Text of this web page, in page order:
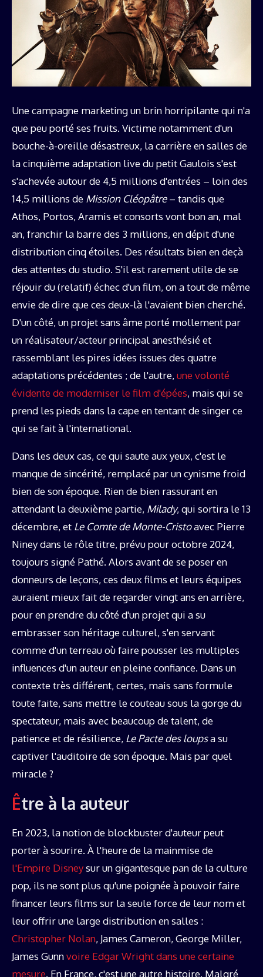
Une campagne marketing un brin horripilante qui n'a
que peu porté ses fruits. Victime notamment d'un
bouche-à-oreille désastreux, la carrière en salles de
la cinquième adaptation live du petit Gaulois s'est
s'achevée autour de 4,5 millions d'entrées – loin des
14,5 millions de Mission Cléopâtre– tandis que
Athos, Portos, Aramis et consorts vont bon an, mal
an, franchir la barre des 3 millions, en dépit d'une
distribution cinq étoiles. Des résultats bien en deçà
des attentes du studio. S'il est rarement utile de se
réjouir du (relatif) échec d'un film, on a tout de même
envie de dire que ces deux-là l'avaient bien cherché.
D'un côté, un projet sans âme porté mollement par
un réalisateur/acteur principal anesthésié et
rassemblant les pires idées issues des quatre
adaptations précédentes ; de l'autre, une volonté
évidente de moderniser le film d'épées, mais qui se
prend les pieds dans la cape en tentant de singer ce
qui se fait à l'international.
Dans les deux cas, ce qui saute aux yeux, c'est le
manque de sincérité, remplacé par un cynisme froid
bien de son époque. Rien de bien rassurant en
attendant la deuxième partie, Milady, qui sortira le 13
décembre, et Le Comte de Monte-Cristoavec Pierre
Niney dans le rôle titre, prévu pour octobre 2024,
toujours signé Pathé. Alors avant de se poser en
donneurs de leçons, ces deux films et leurs équipes
auraient mieux fait de regarder vingt ans en arrière,
pour en prendre du côté d'un projet qui a su
embrasser son héritage culturel, s'en servant
comme d'un terreau où faire pousser les multiples
influences d'un auteur en pleine confiance. Dans un
contexte très différent, certes, mais sans formule
toute faite, sans mettre le couteau sous la gorge du
spectateur, mais avec beaucoup de talent, de
patience et de résilience, Le Pacte des loupsa su
captiver l'auditoire de son époque. Mais par quel
miracle ?
Être à la auteur
En 2023, la notion de blockbuster d'auteur peut
porter à sourire. À l'heure de la mainmise de
l'Empire Disneysur un gigantesque pan de la culture
pop, ils ne sont plus qu'une poignée à pouvoir faire
financer leurs films sur la seule force de leur nom et
leur offrir une large distribution en salles :
Christopher Nolan, James Cameron, George Miller,
James Gunnvoire Edgar Wright dans une certaine
mesure. En France, c'est une autre histoire. Malgré